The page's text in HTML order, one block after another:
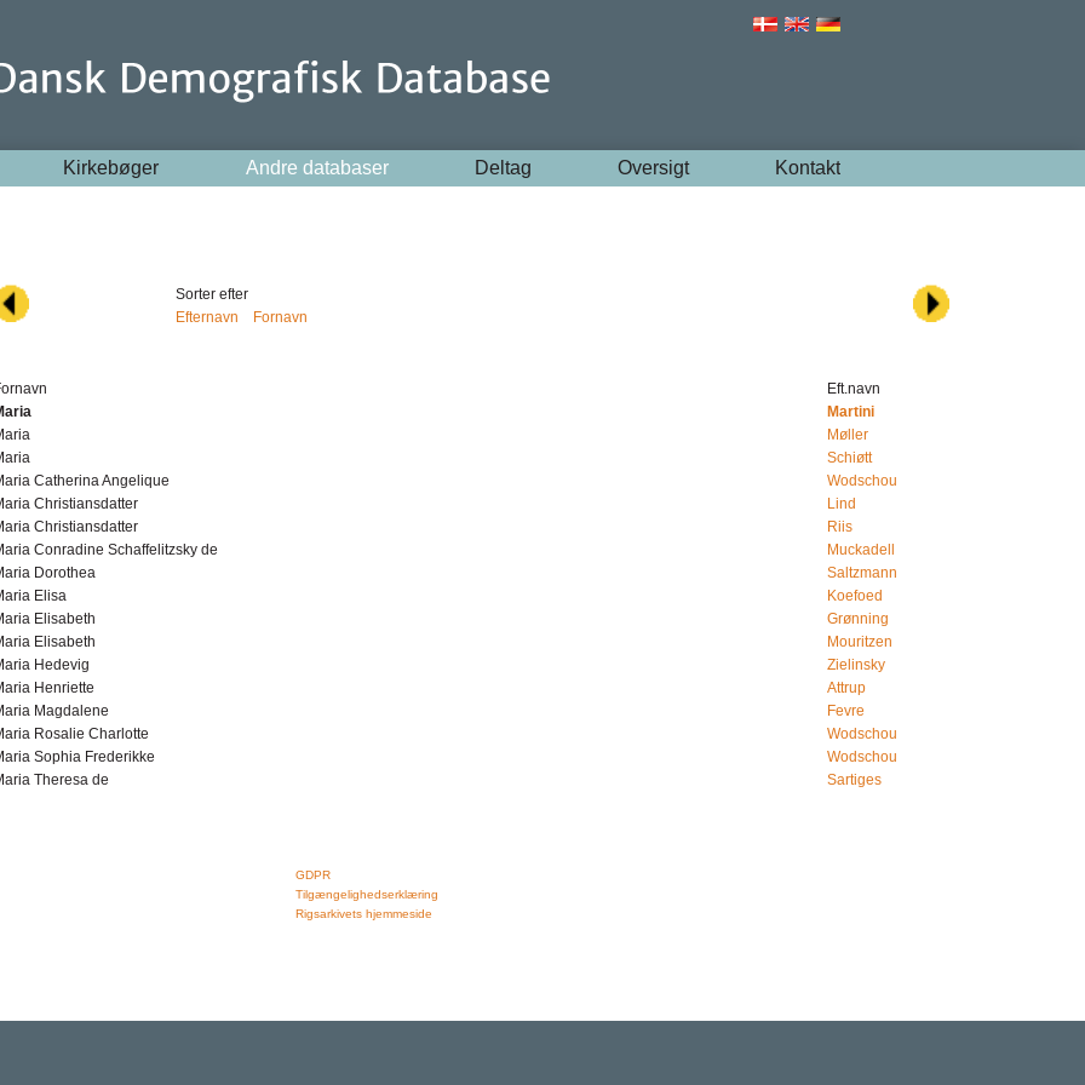
Kirkebøger Andre databaser Deltag Oversigt Kontakt
Sorter efter
Efternavn
Fornavn
Eft.navn
Martini
Møller
Schiøtt
Catherina Angelique
Wodschou
Christiansdatter
Lind
Christiansdatter
Riis
Conradine Schaffelitzsky de
Muckadell
Dorothea
Saltzmann
Elisa
Koefoed
Elisabeth
Grønning
Elisabeth
Mouritzen
Hedevig
Zielinsky
Henriette
Attrup
Magdalene
Fevre
Rosalie Charlotte
Wodschou
Sophia Frederikke
Wodschou
Theresa de
Sartiges
GDPR
Tilgængelighedserklæring
Rigsarkivets hjemmeside